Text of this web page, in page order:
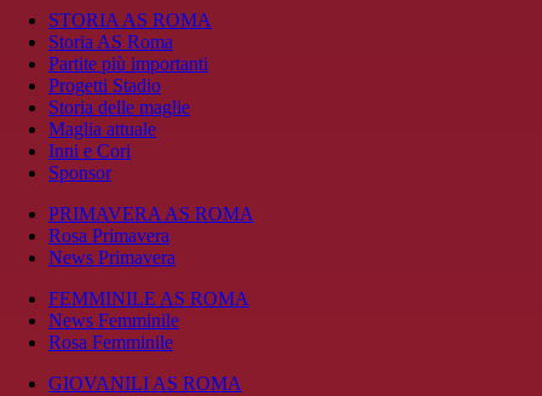
STORIA AS ROMA
Storia AS Roma
Partite più importanti
Progetti Stadio
Storia delle maglie
Maglia attuale
Inni e Cori
Sponsor
PRIMAVERA AS ROMA
Rosa Primavera
News Primavera
FEMMINILE AS ROMA
News Femminile
Rosa Femminile
GIOVANILI AS ROMA